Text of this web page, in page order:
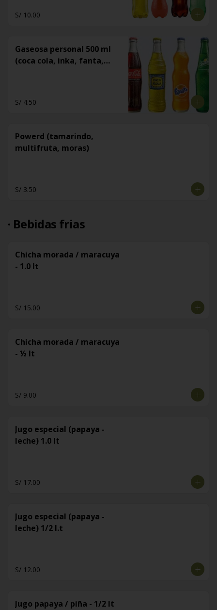
S/ 10.00
Gaseosa personal 500 ml
(coca cola, inka, fanta,
S/ 4.50
Powerd (tamarindo,
multifruta, moras)
S/ 3.50
· Bebidas frias
Chicha morada / maracuya
- 1.0 lt
S/ 15.00
Chicha morada / maracuya
- ½ lt
S/ 9.00
Jugo especial (papaya -
leche) 1.0 lt
S/ 17.00
Jugo especial (papaya -
leche) 1/2 l.t
S/ 12.00
Jugo papaya / piña - 1/2 lt